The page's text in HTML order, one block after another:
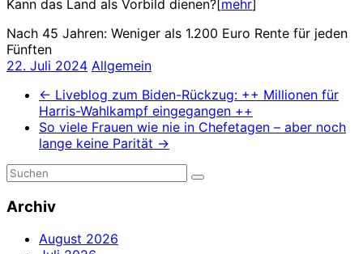
Kann das Land als Vorbild dienen?[mehr]
Nach 45 Jahren: Weniger als 1.200 Euro Rente für jeden
Fünften
22. Juli 2024 Allgemein
← Liveblog zum Biden-Rückzug: ++ Millionen für
Harris-Wahlkampf eingegangen ++
So viele Frauen wie nie in Chefetagen – aber noch
lange keine Parität →
Archiv
August 2026